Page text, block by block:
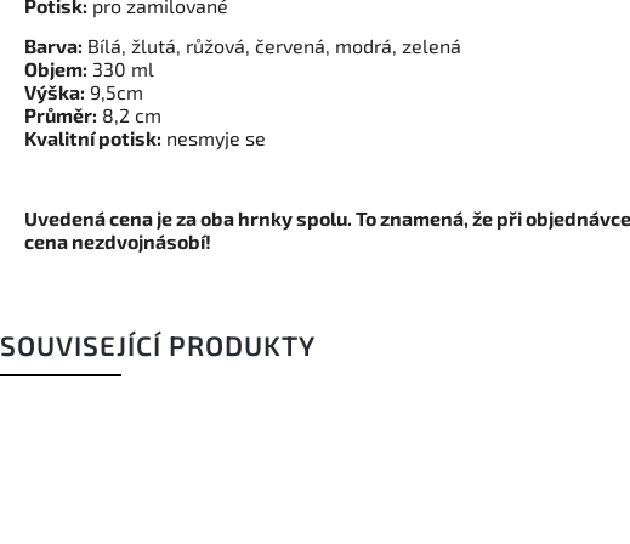
Potisk: pro zamilované
Barva: Bílá, žlutá, růžová, červená, modrá, zelená
Objem: 330 ml
Výška: 9,5cm
Průměr: 8,2 cm
Kvalitní potisk: nesmyje se
Uvedená cena je za oba hrnky spolu. To znamená, že při
cena nezdvojnásobí!
SOUVISEJÍCÍ PRODUKTY